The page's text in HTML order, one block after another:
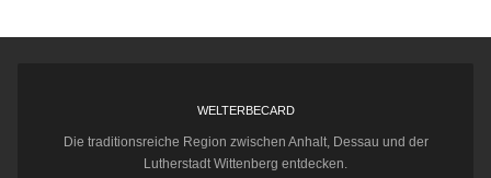
WELTERBECARD
Die traditionsreiche Region zwischen Anhalt, Dessau und der
Lutherstadt Wittenberg entdecken.